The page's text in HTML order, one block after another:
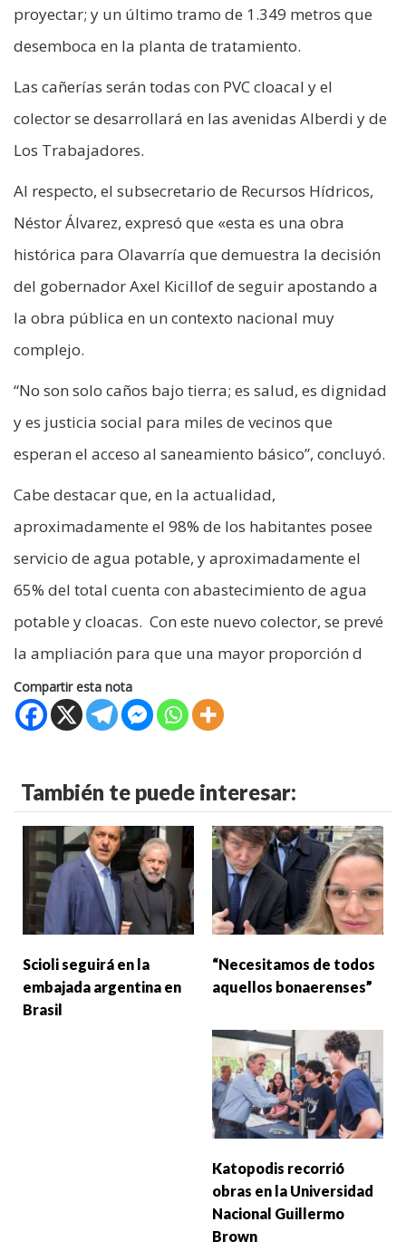
proyectar; y un último tramo de 1.349 metros que
desemboca en la planta de tratamiento.
Las cañerías serán todas con PVC cloacal y el
colector se desarrollará en las avenidas Alberdi y de
Los Trabajadores.
Al respecto, el subsecretario de Recursos Hídricos,
Néstor Álvarez, expresó que «esta es una obra
histórica para Olavarría que demuestra la decisión
del gobernador Axel Kicillof de seguir apostando a
la obra pública en un contexto nacional muy
complejo.
“No son solo caños bajo tierra; es salud, es dignidad
y es justicia social para miles de vecinos que
esperan el acceso al saneamiento básico”, concluyó.
Cabe destacar que, en la actualidad,
aproximadamente el 98% de los habitantes posee
servicio de agua potable, y aproximadamente el
65% del total cuenta con abastecimiento de agua
potable y cloacas. Con este nuevo colector, se prevé
la ampliación para que una mayor proporción d
Compartir esta nota
También te puede interesar:
Scioli seguirá en la
embajada argentina en
Brasil
“Necesitamos de todos
aquellos bonaerenses”
Katopodis recorrió
obras en la Universidad
Nacional Guillermo
Brown